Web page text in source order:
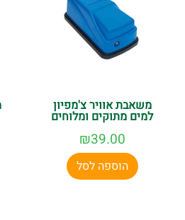
משאבת אוויר צ'מפיון
למים מתוקים ומלוחים
₪39.00
הוספה לסל